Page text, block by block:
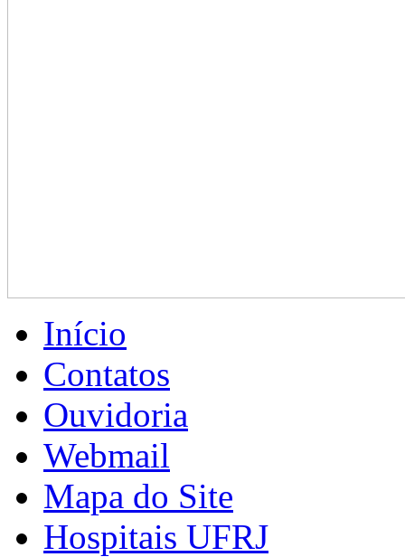
Início
Contatos
Ouvidoria
Webmail
Mapa do Site
Hospitais UFRJ